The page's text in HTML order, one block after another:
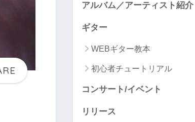
アルバム／アーティスト紹介
ギター
WEBギター教本
初心者チュートリアル
コンサート/イベント
リリース